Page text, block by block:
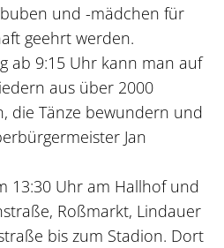
und -mädchen für
geehrt werden.
ab 9:15 Uhr kann man auf
aus über 2000
die Tänze bewundern und
Jan
13:30 Uhr am Hallhof und
Roßmarkt, Lindauer
bis zum Stadion. Dort